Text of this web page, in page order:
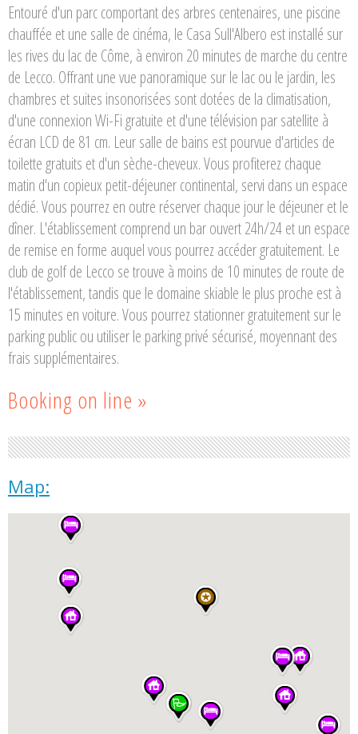
Entouré d'un parc comportant des arbres centenaires, une piscine
chauffée et une salle de cinéma, le Casa Sull'Albero est installé sur
les rives du lac de Côme, à environ 20 minutes de marche du centre
de Lecco. Offrant une vue panoramique sur le lac ou le jardin, les
chambres et suites insonorisées sont dotées de la climatisation,
d'une connexion Wi-Fi gratuite et d'une télévision par satellite à
écran LCD de 81 cm. Leur salle de bains est pourvue d'articles de
toilette gratuits et d'un sèche-cheveux. Vous profiterez chaque
matin d'un copieux petit-déjeuner continental, servi dans un espace
dédié. Vous pourrez en outre réserver chaque jour le déjeuner et le
dîner. L'établissement comprend un bar ouvert 24h/24 et un espace
de remise en forme auquel vous pourrez accéder gratuitement. Le
club de golf de Lecco se trouve à moins de 10 minutes de route de
l'établissement, tandis que le domaine skiable le plus proche est à
15 minutes en voiture. Vous pourrez stationner gratuitement sur le
parking public ou utiliser le parking privé sécurisé, moyennant des
frais supplémentaires.
Booking on line »
Map: